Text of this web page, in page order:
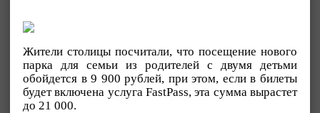
Жители столицы посчитали, что посещение нового
парка для семьи из родителей с двумя детьми
обойдется в 9 900 рублей, при этом, если в билеты
будет включена услуга FastPass, эта сумма вырастет
до 21 000.